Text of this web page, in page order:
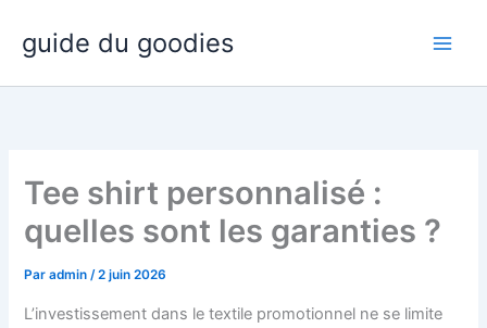
contenu
guide du goodies
Tee shirt personnalisé :
quelles sont les garanties ?
Paradmin/2 juin 2026
L’investissement dans le textile promotionnel ne se limite